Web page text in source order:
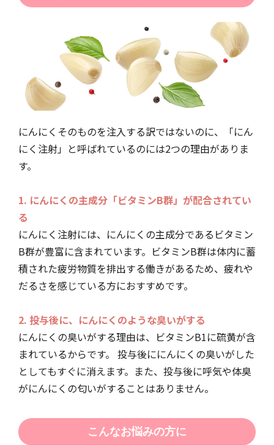
にんにくそのものを注入する訳ではないのに、「にん
にく注射」と呼ばれているのには2つの理由がありま
す。
1. にんにくの主成分「ビタミンB群」が配合されてい
る
にんにく注射には、にんにくの主成分であるビタミン
B群が豊富に含まれています。ビタミンB群は体内に蓄
積された疲労物質を排出する働きがあるため、疲れや
だるさを感じている方におすすめです。
2. 投与後に、にんにくのような臭いがする
にんにくの臭いがする理由は、ビタミンB1に硫黄が含
まれているからです。 投与後ににんにくの臭いがした
としてもすぐに消えます。また、投与後に呼気や体臭
がにんにくの匂いがすることはありません。
こんなお悩みの方に